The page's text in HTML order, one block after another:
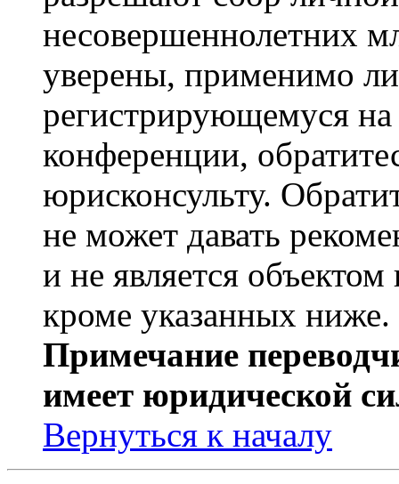
несовершеннолетних
уверены, применимо
регистрирующемуся
конференции,
юрисконсульту.
не может давать
и не является
кроме указанных ниже.
Примечание
имеет юридической
Вернуться к началу